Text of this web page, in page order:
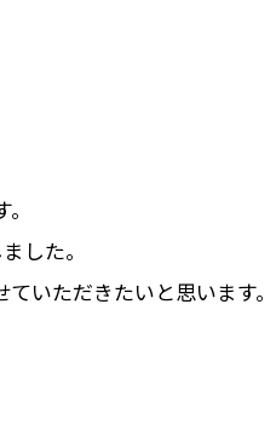
した。
いただきたいと思います。